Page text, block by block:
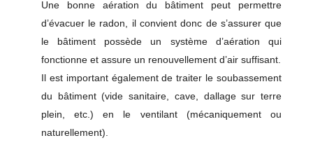
Une bonne aération du bâtiment peut permettre
d’évacuer le radon, il convient donc de s’assurer que
le bâtiment possède un système d’aération qui
fonctionne et assure un renouvellement d’air suffisant.
Il est important également de traiter le soubassement
du bâtiment (vide sanitaire, cave, dallage sur terre
plein, etc.) en le ventilant (mécaniquement ou
naturellement).